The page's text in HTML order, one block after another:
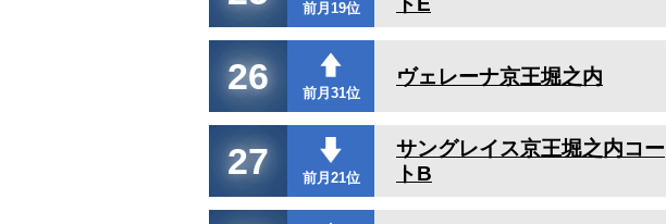
前月19位
26 前月31位
ヴェレーナ京王堀之内
27 前月21位
サングレイス京王堀之内コー
トB